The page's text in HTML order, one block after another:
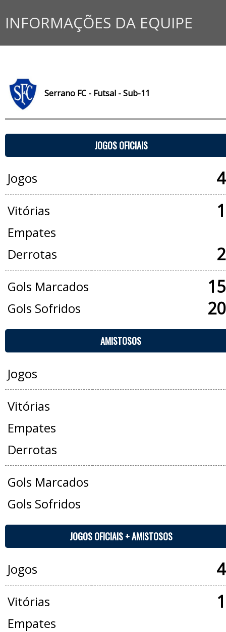
INFORMAÇÕES DA EQUIPE
Serrano FC - Futsal - Sub-11
JOGOS OFICIAIS
Jogos
Vitórias
Empates
Derrotas
Gols Marcados
Gols Sofridos
AMISTOSOS
Jogos
Vitórias
Empates
Derrotas
Gols Marcados
Gols Sofridos
JOGOS OFICIAIS + AMISTOSOS
Jogos
Vitórias
Empates